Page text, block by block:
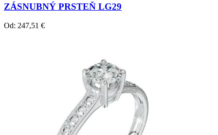
Zásnubné prstne z kolekcie Crown Beauty.
ZÁSNUBNÝ PRSTEŇ LG29
Od: 247,51 €